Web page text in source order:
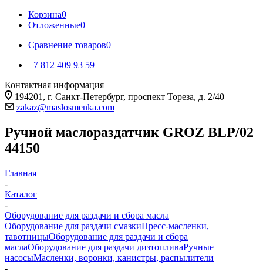
Корзина0
Отложенные0
Сравнение товаров0
+7 812 409 93 59
Контактная информация
194201, г. Санкт-Петербург, проспект Тореза, д. 2/40
zakaz@maslosmenka.com
Ручной маслораздатчик GROZ BLP/02
44150
Главная
-
Каталог
-
Оборудование для раздачи и сбора масла
Оборудование для раздачи смазкиПресс-масленки,
тавотницыОборудование для раздачи и сбора
маслаОборудование для раздачи дизтопливаРучные
насосыМасленки, воронки, канистры, распылители
-